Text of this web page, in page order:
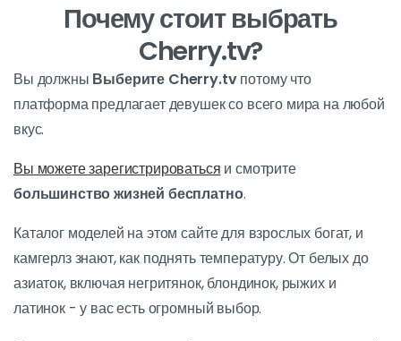
Почему стоит выбрать
Cherry.tv?
Вы должны Выберите Cherry.tvпотому что
платформа предлагает девушек со всего мира на любой
вкус.
Вы можете зарегистрироваться и смотрите
большинство жизней бесплатно.
Каталог моделей на этом сайте для взрослых богат, и
камгерлз знают, как поднять температуру. От белых до
азиаток, включая негритянок, блондинок, рыжих и
латинок - у вас есть огромный выбор.